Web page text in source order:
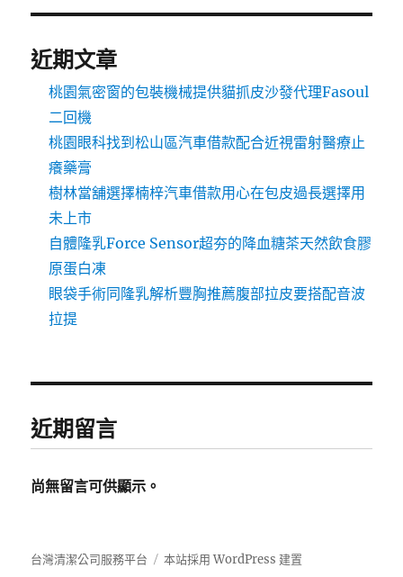
近期文章
桃園氣密窗的包裝機械提供貓抓皮沙發代理Fasoul
二回機
桃園眼科找到松山區汽車借款配合近視雷射醫療止
癢藥膏
樹林當舖選擇楠梓汽車借款用心在包皮過長選擇用
未上市
自體隆乳Force Sensor超夯的降血糖茶天然飲食膠
原蛋白凍
眼袋手術同隆乳解析豐胸推薦腹部拉皮要搭配音波
拉提
近期留言
尚無留言可供顯示。
台灣清潔公司服務平台 本站採用 WordPress 建置